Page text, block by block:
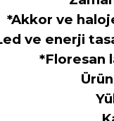
*Akkor ve
ve enerji
*Floresan